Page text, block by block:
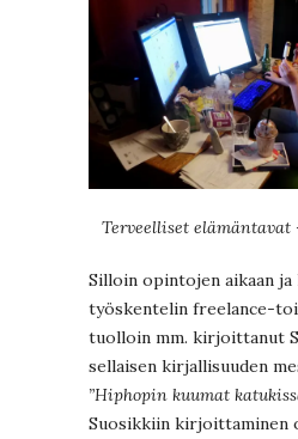
Terveelliset
Silloin opintojen aikaan
työskentelin freelance-
tuolloin mm. kirjoittanut
sellaisen kirjallisuuden
”Hiphopin kuumat
Suosikkiin kirjoittaminen